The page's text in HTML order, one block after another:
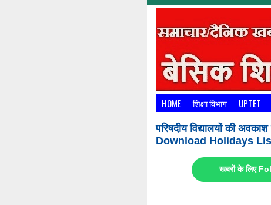
HOME शिक्षा विभाग UPTET
परिषदीय विद्यालयों की
Download Holidays
खबरों के लिए